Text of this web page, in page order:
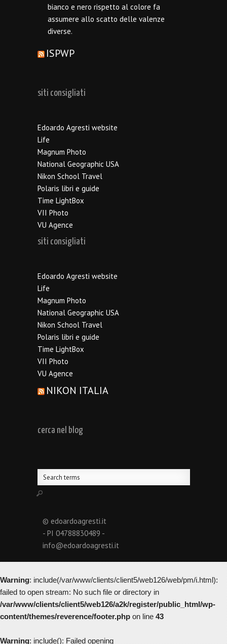
bianco e nero rispetto al colore fa
assumere allo scatto delle valenze
diverse.
ISPWP
siti consigliati
Edoardo Agresti website
Life
Magnum Photo
National Geographic USA
Nikon School Travel
Polaris libri e guide
Time LightBox
VII Photo
VU Agence
siti consigliati
Edoardo Agresti website
Life
Magnum Photo
National Geographic USA
Nikon School Travel
Polaris libri e guide
Time LightBox
VII Photo
VU Agence
NIKON ITALIA
cerca nel blog
© edoardoagresti.it
- PI 04788830489 -
info@edoardoagresti.it
Warning: include(/var/www/clients/client5/web126/web/pm/i.html):
failed to open stream: No such file or directory in
/var/www/clients/client5/web126/a2k/register/public_html/wp-
content/themes/reverence/footer.phpon line43
Warning: include(): Failed opening